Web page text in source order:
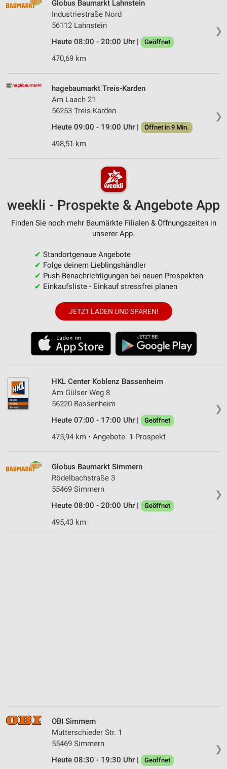
❯
Globus Baumarkt Lahnstein
Industriestraße Nord
56112 Lahnstein
Heute 08:00 - 20:00 Uhr |
Geöffnet
470,69 km
❯
hagebaumarkt Treis-Karden
Am Laach 21
56253 Treis-Karden
Heute 09:00 - 19:00 Uhr |
Öffnet in 9 Min.
498,51 km
weekli - Prospekte & Angebote App
Finden Sie noch mehr Baumärkte Filialen & Öffnungszeiten in
unserer App.
✔ Standortgenaue Angebote
✔ Folge deinem Lieblingshändler
✔ Push-Benachrichtigungen bei neuen Prospekten
✔ Einkaufsliste - Einkauf stressfrei planen
JETZT LADEN UND SPAREN!
❯
HKL Center Koblenz Bassenheim
Am Gülser Weg 8
56220 Bassenheim
Heute 07:00 - 17:00 Uhr |
Geöffnet
475,94 km • Angebote: 1 Prospekt
❯
Globus Baumarkt Simmern
Rödelbachstraße 3
55469 Simmern
Heute 08:00 - 20:00 Uhr |
Geöffnet
495,43 km
❯
OBI Simmern
Mutterschieder Str. 1
55469 Simmern
Heute 08:30 - 19:30 Uhr |
Geöffnet